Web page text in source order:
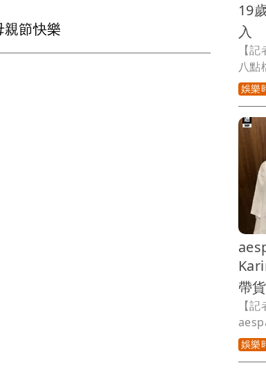
親節快樂
19
入
【
八點
趁著
返台
便帶
動
娛樂
帶貨
【
專輯
登上
娛樂